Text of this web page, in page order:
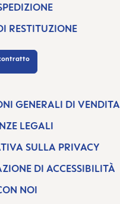
RESTITUZIONE
GENERALI DI VENDITA
LEGALI
SULLA PRIVACY
DI ACCESSIBILITÀ
NOI